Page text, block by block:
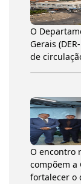
O
Gerais
de
O encontro
compõem a
fortalecer o